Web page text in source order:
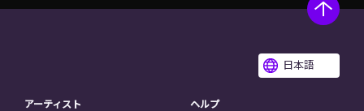
日本語
アーティスト ヘルプ